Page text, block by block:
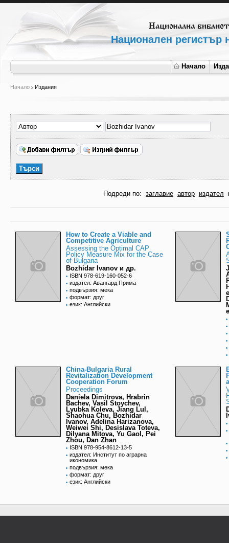
Национален регистър
Начало
Начало Издания
Подреди по: заглавие автор издател
How to Create a Viable and
Competitive Agriculture
Assessing the Optimal CAP
Policy Measure Mix for the Case
of Bulgaria
Bozhidar Ivanov и др.
ISBN 978-619-160-052-6
издател: Авангард Прима
подвързия: мека
формат: друг
език: Английски
China-Bulgaria Rural
Revitalization Development
Cooperation Forum
Proceedings
Daniela Dimitrova, Hrabrin
Bachev, Vasil Stoychev,
Lyubka Kolevа, Jiang Lul,
Shaohua Chu, Bozhidar
Ivanov, Adelina Harizanova,
Weiwei Shi, Desislava Toteva,
Dilyana Mitova, Yu Gaol, Pei
Zhou, Dan Zhan
ISBN 978-954-8612-13-5
издател: Институт по аграрна
икономика
подвързия: мека
формат: друг
език: Английски